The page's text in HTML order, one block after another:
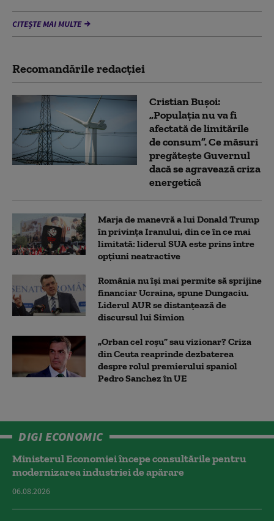
CITEȘTE MAI MULTE
Recomandările redacţiei
Cristian Bușoi:
„Populația nu va fi
afectată de limitările
de consum”. Ce măsuri
pregătește Guvernul
dacă se agravează criza
energetică
Marja de manevră a lui Donald Trump
în privința Iranului, din ce în ce mai
limitată: liderul SUA este prins între
opțiuni neatractive
România nu își mai permite să sprijine
financiar Ucraina, spune Dungaciu.
Liderul AUR se distanțează de
discursul lui Simion
„Orban cel roșu” sau vizionar? Criza
din Ceuta reaprinde dezbaterea
despre rolul premierului spaniol
Pedro Sanchez în UE
DIGI ECONOMIC
Ministerul Economiei începe consultările pentru
modernizarea industriei de apărare
06.08.2026